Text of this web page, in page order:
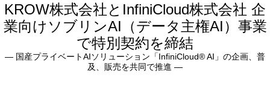
KROW株式会社とInfiniCloud株式会社 企
業向けソブリンAI（データ主権AI）事業
で特別契約を締結
― 国産プライベートAIソリューション「InfiniCloud® AI」の企画、普
及、販売を共同で推進 ―